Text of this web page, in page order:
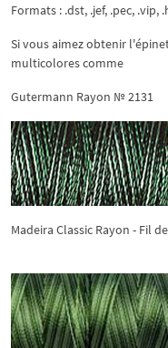
Formats : .dst, .jef, .pec, .vip,
Si vous aimez obtenir
multicolores comme
Gutermann Rayon № 2131
Madeira Classic Rayon - Fil